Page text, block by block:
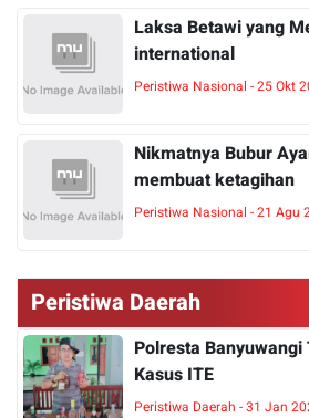
Laksa Betawi yang
international
Peristiwa Nasional - 25 Okt
Nikmatnya Bubur
membuat ketagihan
Peristiwa Nasional - 21 Agu
Peristiwa Daerah
Polresta Banyuwangi
Kasus ITE
Peristiwa Daerah - 31 Jan